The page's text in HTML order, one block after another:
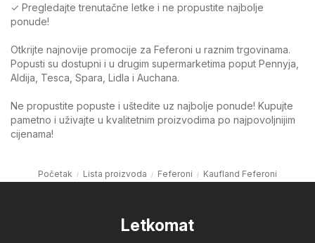
✓ Pregledajte trenutačne letke i ne propustite najbolje
ponude!
Otkrijte najnovije promocije za Feferoni u raznim trgovinama.
Popusti su dostupni i u drugim supermarketima poput Pennyja,
Aldija, Tesca, Spara, Lidla i Auchana.
Ne propustite popuste i uštedite uz najbolje ponude! Kupujte
pametno i uživajte u kvalitetnim proizvodima po najpovoljnijim
cijenama!
Početak Lista proizvoda Feferoni Kaufland Feferoni
Letkomat